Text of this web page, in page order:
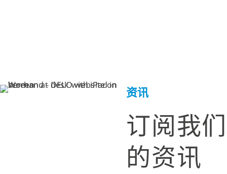
资讯
订阅我们
的资讯